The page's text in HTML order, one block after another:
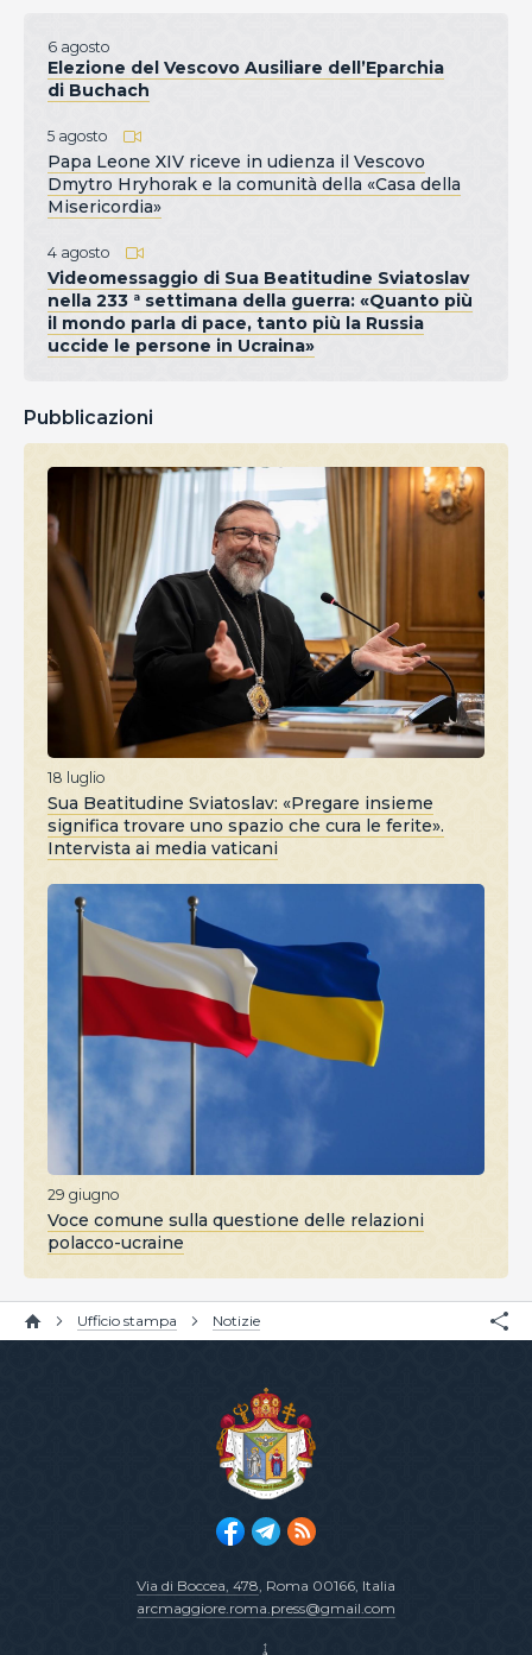
6 agosto
Elezione del Vescovo Ausiliare dell’Eparchia
di Buchach
5 agosto
Papa Leone XIV riceve in udienza il Vescovo
Dmytro Hryhorak e la comunità della «Casa della
Misericordia»
4 agosto
Videomessaggio di Sua Beatitudine Sviatoslav
nella 233 ª settimana della guerra: «Quanto più
il mondo parla di pace, tanto più la Russia
uccide le persone in Ucraina»
Pubblicazioni
18 luglio
Sua Beatitudine Sviatoslav: «Pregare insieme
significa trovare uno spazio che cura le ferite».
Intervista ai media vaticani
29 giugno
Voce comune sulla questione delle relazioni
polacco-ucraine
Ufficio stampa Notizie
Via di Boccea, 478, Roma 00166, Italia
arcmaggiore.roma.press@gmail.com